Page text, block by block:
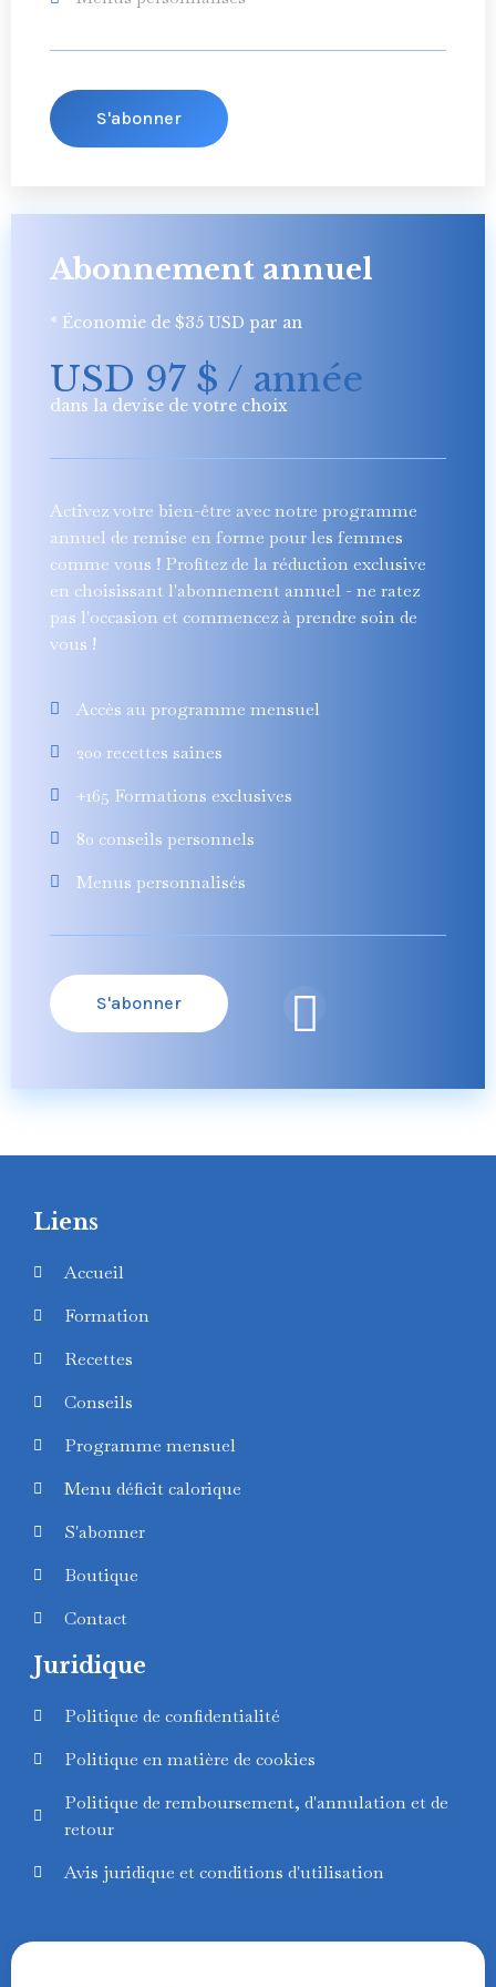
S'abonner
Abonnement annuel
* Économie de $35 USD par an
USD 97 $ / année
dans la devise de votre choix
Activez votre bien-être avec notre programme
annuel de remise en forme pour les femmes
comme vous ! Profitez de la réduction exclusive
en choisissant l'abonnement annuel - ne ratez
pas l'occasion et commencez à prendre soin de
vous !
Accès au programme mensuel
200 recettes saines
+165 Formations exclusives
80 conseils personnels
Menus personnalisés
S'abonner
Liens
Accueil
Formation
Recettes
Conseils
Programme mensuel
Menu déficit calorique
S'abonner
Boutique
Contact
Juridique
Politique de confidentialité
Politique en matière de cookies
Politique de remboursement, d'annulation et de
retour
Avis juridique et conditions d'utilisation
Portuguese
Polish
Russian
Finnish
Swedish